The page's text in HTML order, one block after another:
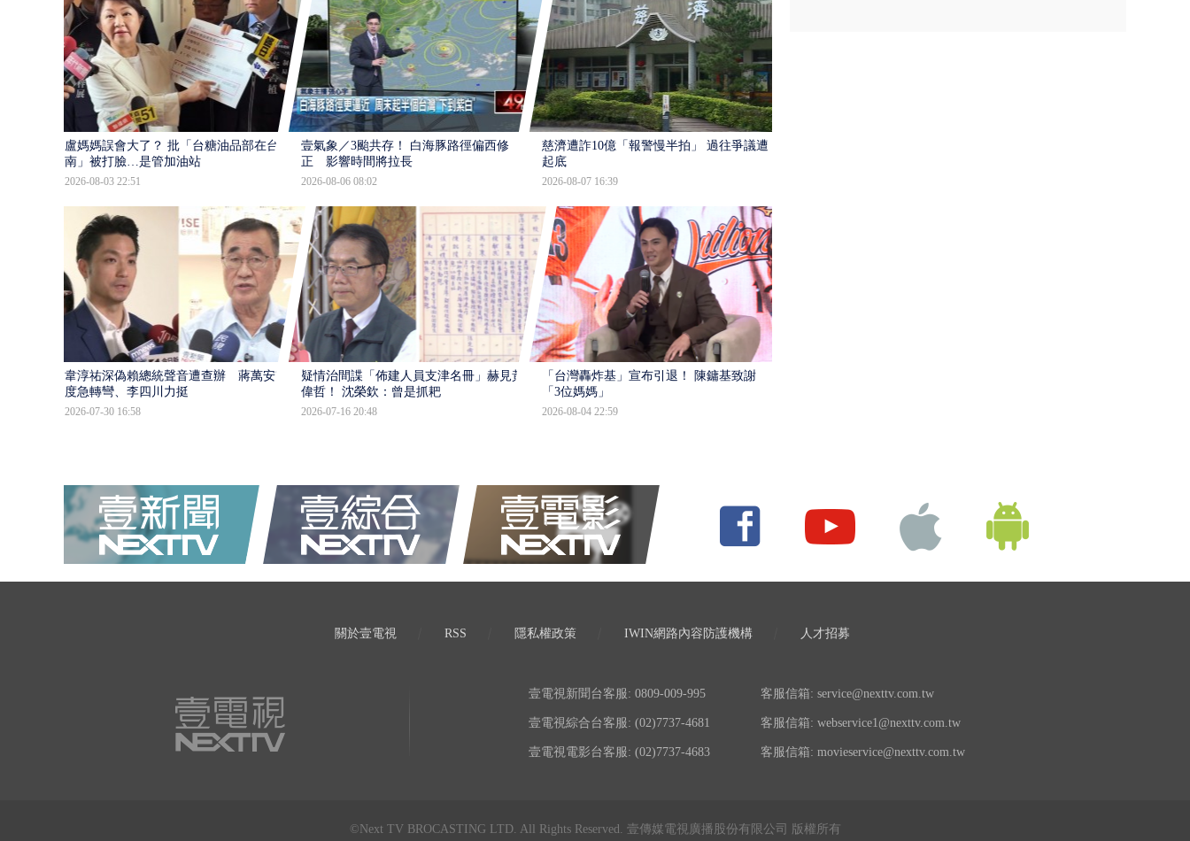
盧媽媽誤會大了？ 批「台糖油品部在台
南」被打臉…是管加油站
2026-08-03 22:51
壹氣象／3颱共存！ 白海豚路徑偏西修
正 影響時間將拉長
2026-08-06 08:02
慈濟遭詐10億「報警慢半拍」 過往爭議遭
起底
2026-08-07 16:39
韋淳祐深偽賴總統聲音遭查辦 蔣萬安態
度急轉彎、李四川力挺
2026-07-30 16:58
疑情治間諜「佈建人員支津名冊」赫見黃
偉哲！ 沈榮欽：曾是抓耙
2026-07-16 20:48
「台灣轟炸基」宣布引退！ 陳鏞基致謝
「3位媽媽」
2026-08-04 22:59
關於壹電視 RSS 隱私權政策 IWIN網路內容防護機構 人才招募
壹電視新聞台客服: 0809-009-995 客服信箱: service@nexttv.com.tw
壹電視綜合台客服: (02)7737-4681 客服信箱: webservice1@nexttv.com.tw
壹電視電影台客服: (02)7737-4683 客服信箱: movieservice@nexttv.com.tw
©Next TV BROCASTING LTD. All Rights Reserved. 壹傳媒電視廣播股份有限公司 版權所有